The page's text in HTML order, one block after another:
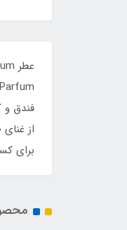
فندق و
از
برای